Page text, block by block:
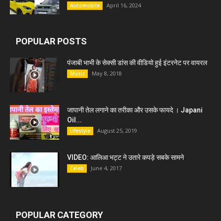
Automobile April 16, 2024
POPULAR POSTS
पंजाबी भाभी के सेक्सी डांस की वीडियो हुई इंटरनेट पर वायरल
Music May 8, 2018
जापानी तेल लगाने का तरीका और उसके फायदे । Japani
Oil...
Lifestyle August 25, 2019
VIDEO: आलिआ भट्ट ने उतारे कपड़े सबके सामने
Celeb June 4, 2017
POPULAR CATEGORY